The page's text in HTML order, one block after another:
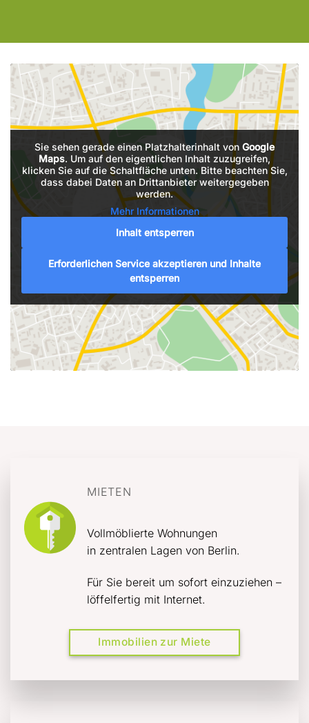
Sie sehen gerade einen Platzhalterinhalt von Google
Maps. Um auf den eigentlichen Inhalt zuzugreifen,
klicken Sie auf die Schaltfläche unten. Bitte beachten Sie,
dass dabei Daten an Drittanbieter weitergegeben
werden.
Mehr Informationen
Inhalt entsperren
Erforderlichen Service akzeptieren und Inhalte
entsperren
MIETEN
Vollmöblierte Wohnungen
in zentralen Lagen von Berlin.
Für Sie bereit um sofort einzuziehen –
löffelfertig mit Internet.
Immobilien zur Miete